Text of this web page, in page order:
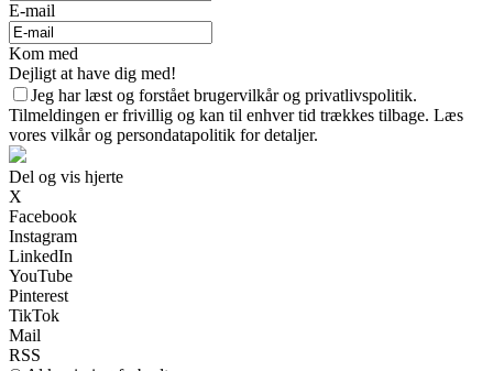
E-mail
Kom med
Dejligt at have dig med!
Jeg har læst og forstået brugervilkår og privatlivspolitik.
Tilmeldingen er frivillig og kan til enhver tid trækkes tilbage. Læs
vores vilkår og persondatapolitik for detaljer.
Del og vis hjerte
X
Facebook
Instagram
LinkedIn
YouTube
Pinterest
TikTok
Mail
RSS